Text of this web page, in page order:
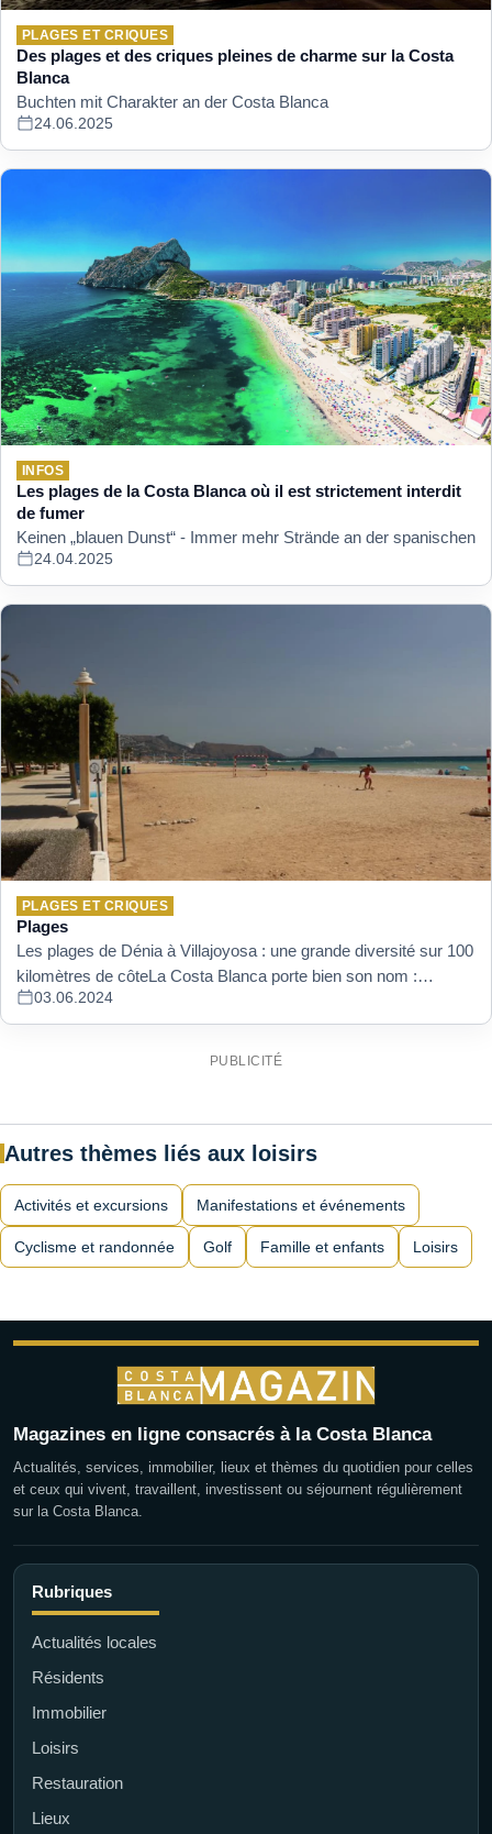
PLAGES ET CRIQUES
Des plages et des criques pleines de charme sur la Costa
Blanca
Buchten mit Charakter an der Costa Blanca
24.06.2025
INFOS
Les plages de la Costa Blanca où il est strictement interdit
de fumer
Keinen „blauen Dunst“ - Immer mehr Strände an der spanischen
24.04.2025
PLAGES ET CRIQUES
Plages
Les plages de Dénia à Villajoyosa : une grande diversité sur 100
kilomètres de côteLa Costa Blanca porte bien son nom :…
03.06.2024
PUBLICITÉ
Autres thèmes liés aux loisirs
Activités et excursions Manifestations et événements
Cyclisme et randonnée Golf Famille et enfants Loisirs
Magazines en ligne consacrés à la Costa Blanca
Actualités, services, immobilier, lieux et thèmes du quotidien pour celles
et ceux qui vivent, travaillent, investissent ou séjournent régulièrement
sur la Costa Blanca.
Rubriques
Actualités locales
Résidents
Immobilier
Loisirs
Restauration
Lieux